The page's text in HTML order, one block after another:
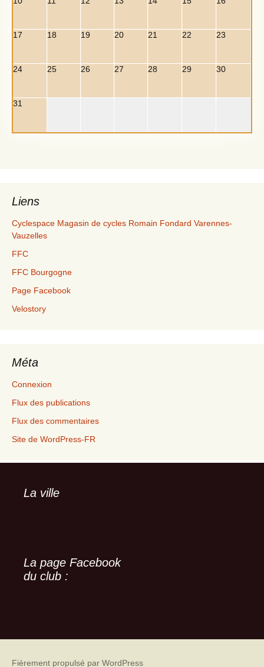
17 18 19 20 21 22 23
24 25 26 27 28 29 30
31
Liens
Cyclespace Magasin de cycles Romain Fondard Varennes-
Vauzelles
FFC
FFC Bourgogne
Page Facebook
Velostory
Méta
Connexion
Flux des publications
Flux des commentaires
Site de WordPress-FR
La ville
La page Facebook
du club :
Fièrement propulsé par WordPress